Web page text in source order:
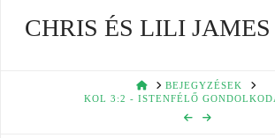
CHRIS ÉS LILI JAMES
HOMEBEJEGYZÉSEK
KOL 3:2 - ISTENFÉLŐ